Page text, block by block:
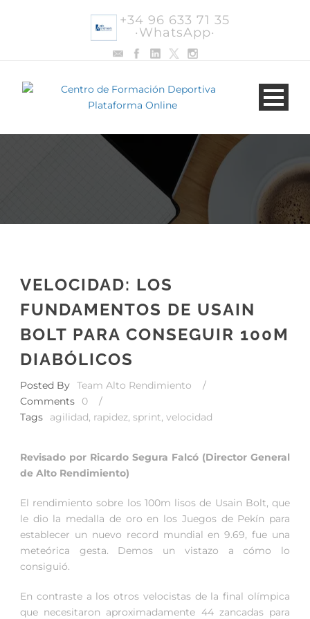
+34 96 633 71 35
·WhatsApp·
VELOCIDAD: LOS
FUNDAMENTOS DE USAIN
BOLT PARA CONSEGUIR 100M
DIABÓLICOS
Posted By Team Alto Rendimiento
/
Comments
0
/
Tags
agilidad, rapidez, sprint, velocidad
Revisado por Ricardo Segura Falcó (Director General
de Alto Rendimiento)
El rendimiento sobre los 100m lisos de Usain Bolt, que
le dio la medalla de oro en los Juegos de Pekín para
establecer un nuevo record mundial en 9.69, fue una
meteórica gesta. Demos un vistazo a cómo lo
consiguió.
En contraste a los otros velocistas de la final olímpica
que necesitaron aproximadamente 44 zancadas para